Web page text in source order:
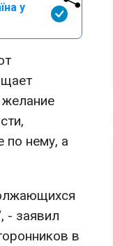
у
по нему, а
- заявил
в